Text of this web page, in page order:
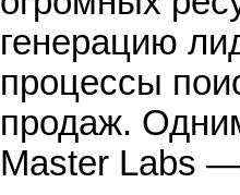
генерацию
процессы
продаж.
Master Labs